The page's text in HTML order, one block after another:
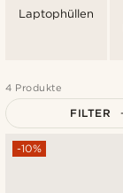
Laptophüllen
4 Produkte
FILTER
-10%